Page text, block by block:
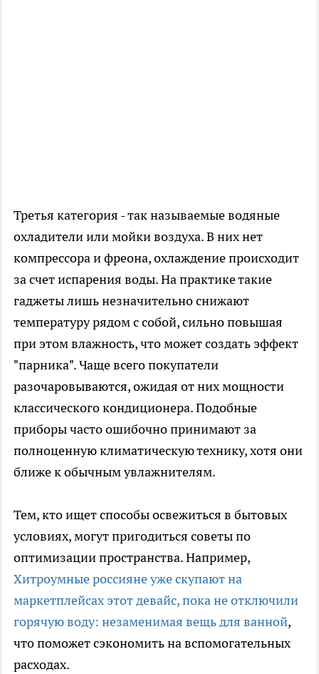
Третья категория - так называемые водяные
охладители или мойки воздуха. В них нет
компрессора и фреона, охлаждение происходит
за счет испарения воды. На практике такие
гаджеты лишь незначительно снижают
температуру рядом с собой, сильно повышая
при этом влажность, что может создать эффект
"парника". Чаще всего покупатели
разочаровываются, ожидая от них мощности
классического кондиционера. Подобные
приборы часто ошибочно принимают за
полноценную климатическую технику, хотя они
ближе к обычным увлажнителям.
Тем, кто ищет способы освежиться в бытовых
условиях, могут пригодиться советы по
оптимизации пространства. Например,
Хитроумные россияне уже скупают на
маркетплейсах этот девайс, пока не отключили
горячую воду: незаменимая вещь для ванной,
что поможет сэкономить на вспомогательных
расходах.